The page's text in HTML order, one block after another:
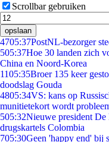
Scrollbar gebruiken
opslaan
4705:37PostNL-bezorger
505:37Hoe 30 landen zich
China en Noord-Korea
1105:35Broer 135 keer
doodslag Gouda
4805:34VS: kans op
munitietekort wordt
505:32Nieuwe president De
drugskartels Colombia
705:30Geen 'happy end' bij